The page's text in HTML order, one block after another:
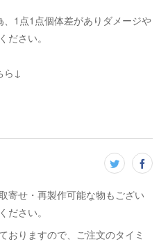
1点1点個体差がありダメージや
ださい。
ら↓
寄せ・再製作可能な物もござい
ださい。
おりますので、ご注文のタイミ